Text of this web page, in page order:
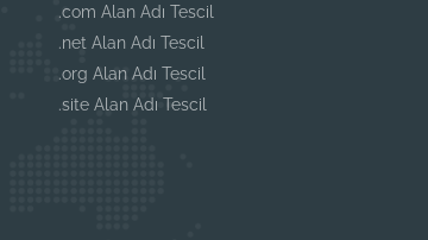
.com Alan Adı Tescil
.net Alan Adı Tescil
.org Alan Adı Tescil
.site Alan Adı Tescil